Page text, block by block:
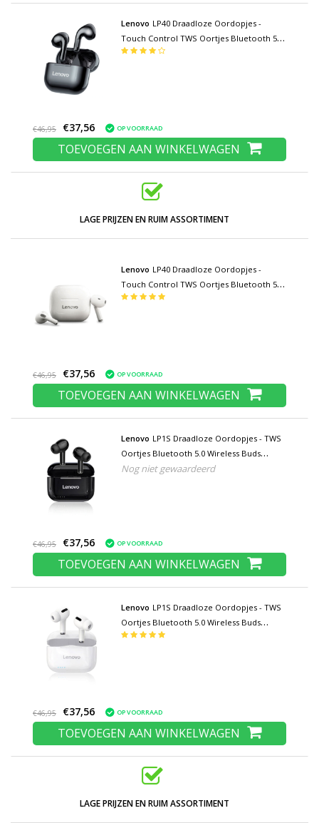
Lenovo LP40 Draadloze Oordopjes -
Touch Control TWS Oortjes Bluetooth 5.0
Wireless Buds Earphones Oortelefoon
€46,95 €37,56 OP VOORRAAD
TOEVOEGEN AAN WINKELWAGEN
LAGE PRIJZEN EN RUIM ASSORTIMENT
Lenovo LP40 Draadloze Oordopjes -
Touch Control TWS Oortjes Bluetooth 5.0
Wireless Buds Earphones Oortelefoon Wit
€46,95 €37,56 OP VOORRAAD
TOEVOEGEN AAN WINKELWAGEN
Lenovo LP1S Draadloze Oordopjes - TWS
Oortjes Bluetooth 5.0 Wireless Buds
Earphones Oortelefoon Zwart
Nog niet gewaardeerd
€46,95 €37,56 OP VOORRAAD
TOEVOEGEN AAN WINKELWAGEN
Lenovo LP1S Draadloze Oordopjes - TWS
Oortjes Bluetooth 5.0 Wireless Buds
Earphones Oortelefoon Wit
€46,95 €37,56 OP VOORRAAD
TOEVOEGEN AAN WINKELWAGEN
LAGE PRIJZEN EN RUIM ASSORTIMENT